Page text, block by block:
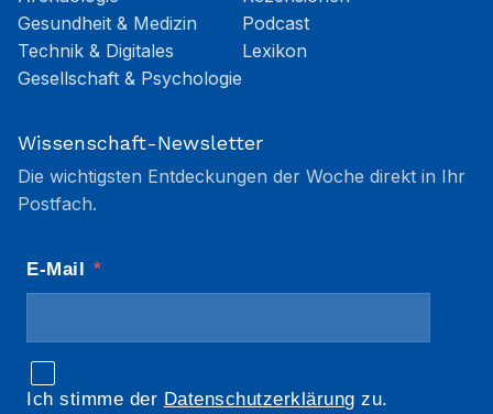
Gesundheit & Medizin
Technik & Digitales
Gesellschaft & Psychologie
Podcast
Lexikon
Wissenschaft-Newsletter
Die wichtigsten Entdeckungen der Woche direkt in Ihr
Postfach.